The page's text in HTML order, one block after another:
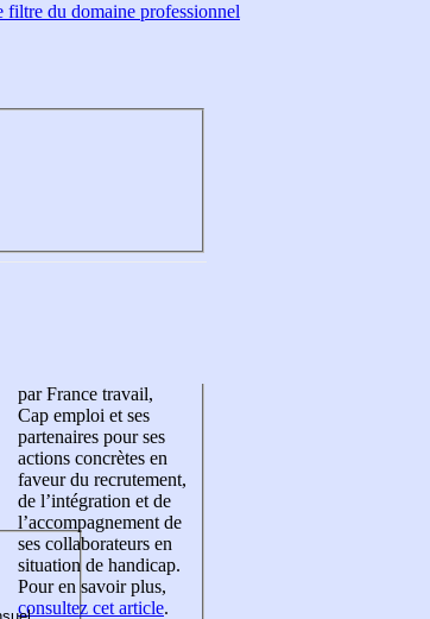
filtre du domaine professionnel
par France travail,
Cap emploi et ses
partenaires pour ses
actions concrètes en
faveur du recrutement,
de l’intégration et de
l’accompagnement de
ses collaborateurs en
situation de handicap.
Pour en savoir plus,
consultez cet article.